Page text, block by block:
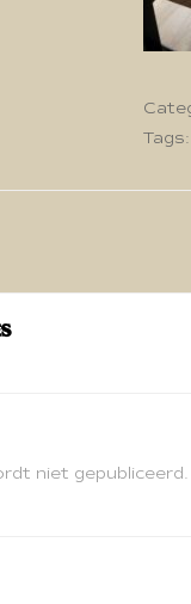
Tags:
niet gepubliceerd.